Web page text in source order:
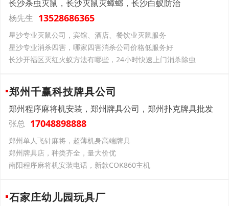
长沙杀虫灭鼠，长沙灭鼠灭蟑螂，长沙白蚁防治
杨先生 13528686365
星沙专业灭鼠公司，宾馆、酒店、餐饮业灭鼠服务
星沙专业消杀四害，哪家四害消杀公司价格低服务好
长沙开福区灭红火蚁方法有哪些，24小时快速上门消杀除虫
郑州千赢科技牌具公司
郑州程序麻将机安装，郑州牌具公司，郑州扑克牌具批发
张总 17048898888
郑州单人飞针麻将，超薄机身高端牌具
郑州牌具店，种类齐全，量大价优
南阳程序麻将机安装电话，新款COK860主机
石家庄幼儿园玩具厂